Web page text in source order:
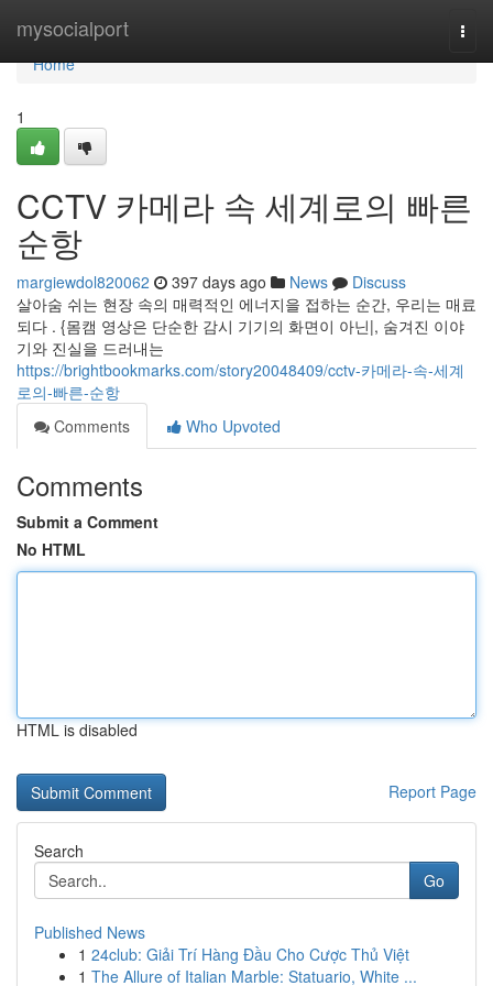
mysocialport
Home
Home
1
CCTV 카메라 속 세계로의 빠른
순항
margiewdol820062 397 days ago News
Discuss
살아숨 쉬는 현장 속의 매력적인 에너지을 접하는 순간, 우리는 매료
되다 . {몸캠 영상은 단순한 감시 기기의 화면이 아닌|, 숨겨진 이야
기와 진실을 드러내는
https://brightbookmarks.com/story20048409/cctv-카메라-속-세계
로의-빠른-순항
Comments
Who Upvoted
Comments
Submit a Comment
No HTML
HTML is disabled
Report Page
Search
Go
Published News
1 24club: Giải Trí Hàng Đầu Cho Cược Thủ Việt
1 The Allure of Italian Marble: Statuario, White ...